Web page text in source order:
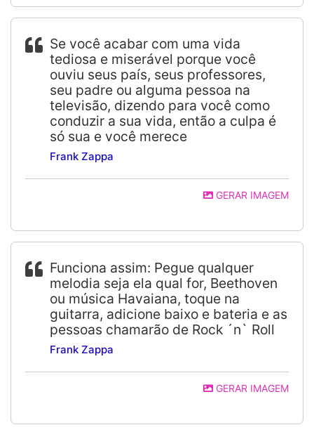
Se você acabar com uma vida
tediosa e miserável porque você
ouviu seus país, seus professores,
seu padre ou alguma pessoa na
televisão, dizendo para você como
conduzir a sua vida, então a culpa é
só sua e você merece
Frank Zappa
GERAR IMAGEM
Funciona assim: Pegue qualquer
melodia seja ela qual for, Beethoven
ou música Havaiana, toque na
guitarra, adicione baixo e bateria e as
pessoas chamarão de Rock ´n` Roll
Frank Zappa
GERAR IMAGEM